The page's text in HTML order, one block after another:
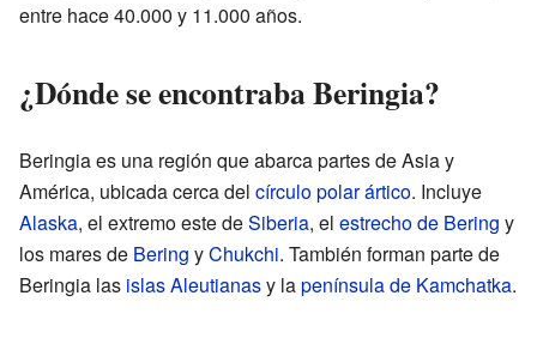
entre hace 40.000 y 11.000 años.
¿Dónde se encontraba Beringia?
Beringia es una región que abarca partes de Asia y
América, ubicada cerca del círculo polar ártico. Incluye
Alaska, el extremo este deSiberia, el estrecho de Bering y
los mares de Bering yChukchi. También forman parte de
Beringia las islas Aleutianasy lapenínsula de Kamchatka.